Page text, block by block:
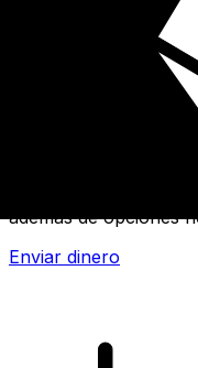
Transferencias
Envíe dinero en línea
además de opciones
Enviar dinero